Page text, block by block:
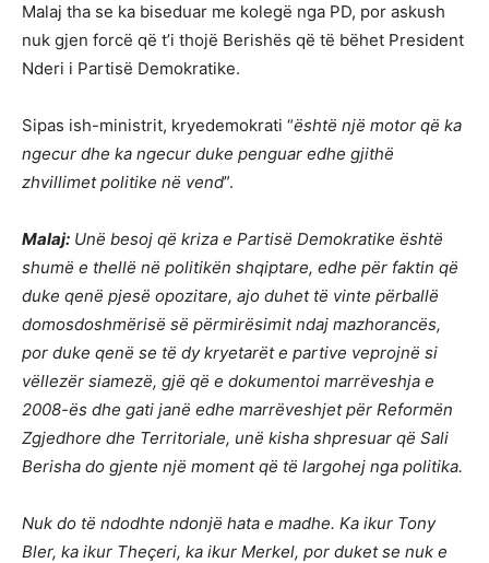
Malaj tha se ka biseduar me kolegë nga PD, por askush
nuk gjen forcë që t’i thojë Berishës që të bëhet President
Nderi i Partisë Demokratike.
Sipas ish-ministrit, kryedemokrati “është një motor që ka
ngecur dhe ka ngecur duke penguar edhe gjithë
zhvillimet politike në vend”.
Malaj: Unë besoj që kriza e Partisë Demokratike është
shumë e thellë në politikën shqiptare, edhe për faktin që
duke qenë pjesë opozitare, ajo duhet të vinte përballë
domosdoshmërisë së përmirësimit ndaj mazhorancës,
por duke qenë se të dy kryetarët e partive veprojnë si
vëllezër siamezë, gjë që e dokumentoi marrëveshja e
2008-ës dhe gati janë edhe marrëveshjet për Reformën
Zgjedhore dhe Territoriale, unë kisha shpresuar që Sali
Berisha do gjente një moment që të largohej nga politika.
Nuk do të ndodhte ndonjë hata e madhe. Ka ikur Tony
Bler, ka ikur Theçeri, ka ikur Merkel, por duket se nuk e